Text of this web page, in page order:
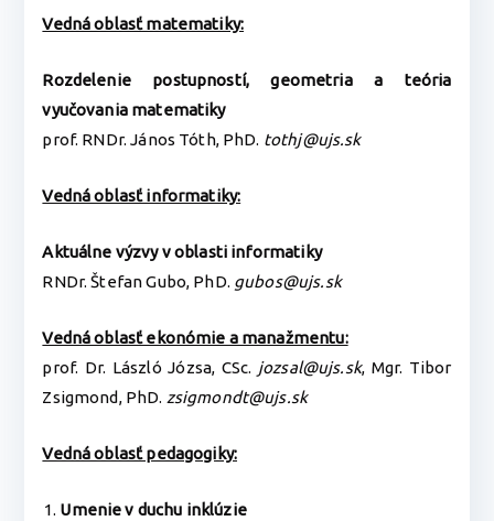
Vedná oblasť matematiky:
Rozdelenie postupností, geometria a teória
vyučovania matematiky
prof. RNDr. János Tóth, PhD. tothj@ujs.sk
Vedná oblasť informatiky:
Aktuálne výzvy v oblasti informatiky
RNDr. Štefan Gubo, PhD. gubos@ujs.sk
Vedná oblasť ekonómie a manažmentu:
prof. Dr. László Józsa, CSc. jozsal@ujs.sk, Mgr. Tibor
Zsigmond, PhD. zsigmondt@ujs.sk
Vedná oblasť pedagogiky:
Umenie v duchu inklúzie